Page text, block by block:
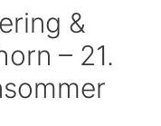
&
– 21.